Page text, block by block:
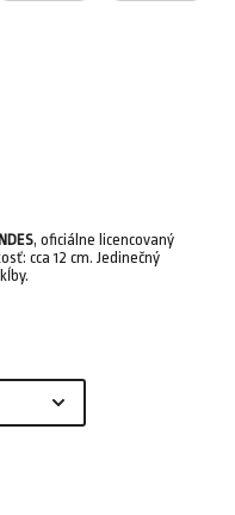
, oficiálne licencovaný
cca 12 cm. Jedinečný